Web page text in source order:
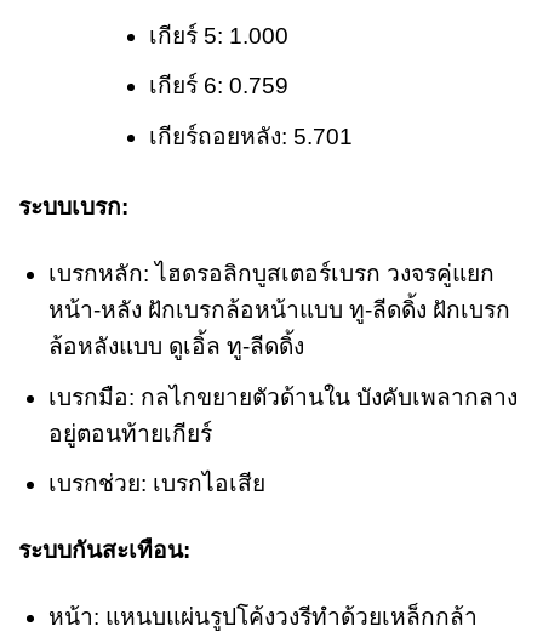
เกียร์ 5: 1.000
เกียร์ 6: 0.759
เกียร์ถอยหลัง: 5.701
ระบบเบรก:
เบรกหลัก: ไฮดรอลิกบูสเตอร์เบรก วงจรคู่แยก
หน้า-หลัง ฝักเบรกล้อหน้าแบบ ทู-ลีดดิ้ง ฝักเบรก
ล้อหลังแบบ ดูเอิ้ล ทู-ลีดดิ้ง
เบรกมือ: กลไกขยายตัวด้านใน บังคับเพลากลาง
อยู่ตอนท้ายเกียร์
เบรกช่วย: เบรกไอเสีย
ระบบกันสะเทือน:
หน้า: แหนบแผ่นรูปโค้งวงรีทำด้วยเหล็กกล้า